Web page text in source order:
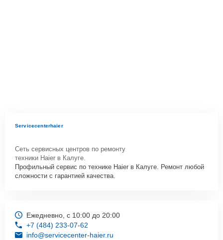
Servicecenterhaier
Сеть сервисных центров по ремонту
техники Haier в Калуге.
Профильный сервис по технике Haier в Калуге. Ремонт любой
сложности с гарантией качества.
Ежедневно, с 10:00 до 20:00
+7 (484) 233-07-62
info@servicecenter-haier.ru